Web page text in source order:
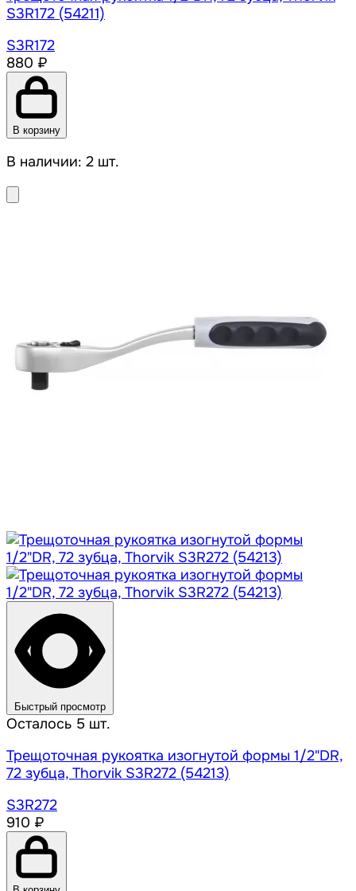
S3R172 (54211)
S3R172
880 ₽
В корзину
В наличии: 2 шт.
Быстрый просмотр
Осталось 5 шт.
Трещоточная рукоятка изогнутой формы 1/2"DR,
72 зубца, Thorvik S3R272 (54213)
S3R272
910 ₽